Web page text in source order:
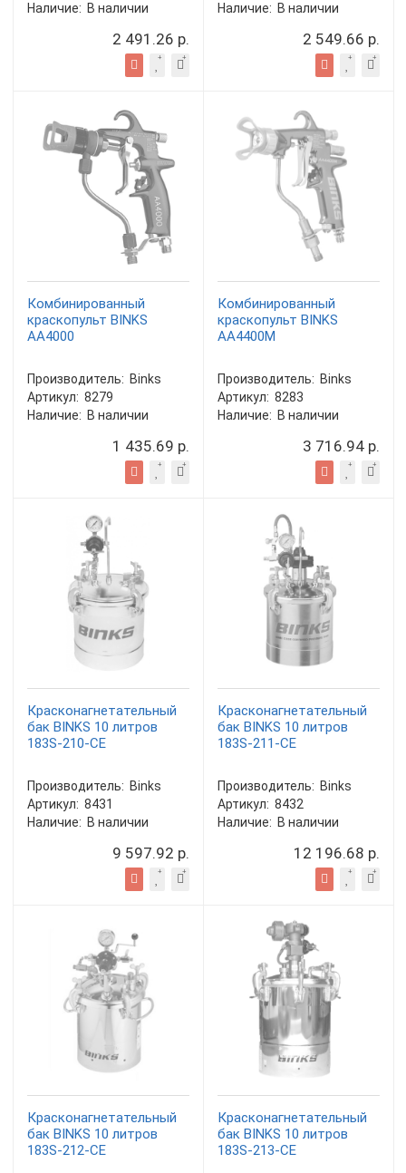
Наличие: В наличии
2 491.26 р.
Наличие: В наличии
2 549.66 р.
Комбинированный
краскопульт BINKS
AA4000
Производитель: Binks
Артикул: 8279
Наличие: В наличии
1 435.69 р.
Комбинированный
краскопульт BINKS
AA4400M
Производитель: Binks
Артикул: 8283
Наличие: В наличии
3 716.94 р.
Красконагнетательный
бак BINKS 10 литров
183S-210-CE
Производитель: Binks
Артикул: 8431
Наличие: В наличии
9 597.92 р.
Красконагнетательный
бак BINKS 10 литров
183S-211-CE
Производитель: Binks
Артикул: 8432
Наличие: В наличии
12 196.68 р.
Красконагнетательный
бак BINKS 10 литров
183S-212-CE
Красконагнетательный
бак BINKS 10 литров
183S-213-CE